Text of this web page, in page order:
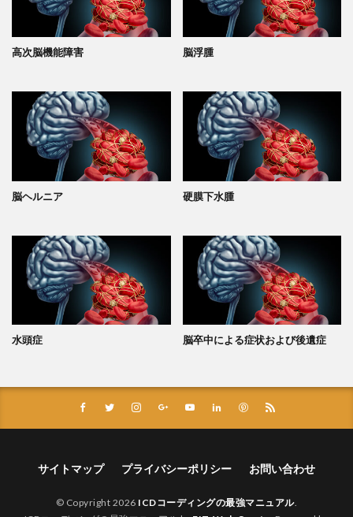
高次脳機能障害 脳浮腫
脳ヘルニア 硬膜下水腫
水頭症 脳卒中による症状および後遺症
サイトマップ プライバシーポリシー お問い合わせ
© Copyright 2026 ICDコーディングの最強マニュアル.